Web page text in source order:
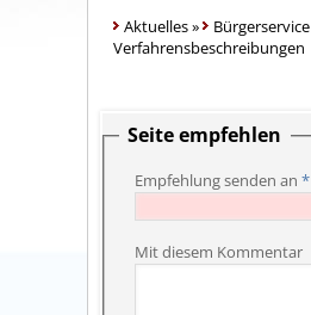
Aktuelles» Bürgerservice
Verfahrensbeschreibungen
Seite empfehlen
Empfehlung senden an *
Mit diesem Kommentar